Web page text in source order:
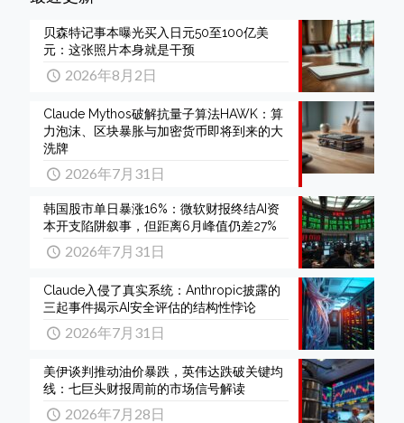
贝森特记事本曝光买入日元50至100亿美
元：这张照片本身就是干预
2026年8月2日
Claude Mythos破解抗量子算法HAWK：算
力泡沫、区块暴胀与加密货币即将到来的大
洗牌
2026年7月31日
韩国股市单日暴涨16%：微软财报终结AI资
本开支陷阱叙事，但距离6月峰值仍差27%
2026年7月31日
Claude入侵了真实系统：Anthropic披露的
三起事件揭示AI安全评估的结构性悖论
2026年7月31日
美伊谈判推动油价暴跌，英伟达跌破关键均
线：七巨头财报周前的市场信号解读
2026年7月28日